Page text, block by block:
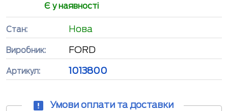
Є у наявності
Стан: Нова
Виробник: FORD
Артикул: 1013800
Умови оплати та доставки